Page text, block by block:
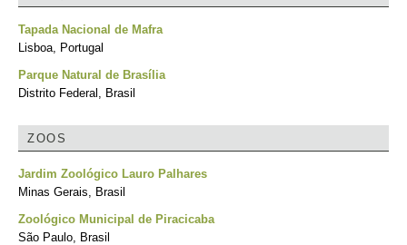
Tapada Nacional de Mafra
Lisboa, Portugal
Parque Natural de Brasília
Distrito Federal, Brasil
ZOOS
Jardim Zoológico Lauro Palhares
Minas Gerais, Brasil
Zoológico Municipal de Piracicaba
São Paulo, Brasil